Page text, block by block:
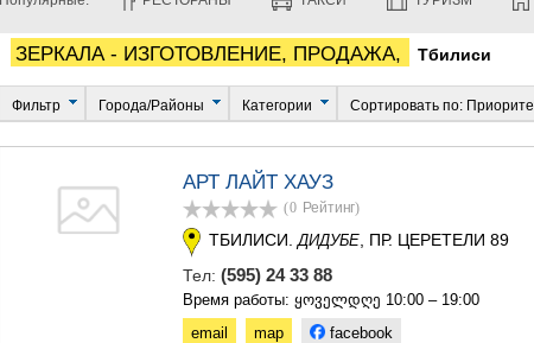
ЗЕРКАЛА - ИЗГОТОВЛЕНИЕ, ПРОДАЖА, Тбилиси
Фильтр Города/Районы Категории Сортировать по:
АРТ ЛАЙТ ХАУЗ
(0 Рейтинг)
ТБИЛИСИ. ДИДУБЕ , ПР. ЦЕРЕТЕЛИ 89
Тел: (595) 24 33 88
Время работы: ყოველდღე 10:00 – 19:00
email
map facebook